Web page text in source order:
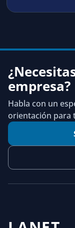
empresa?
Habla con un
orientación para